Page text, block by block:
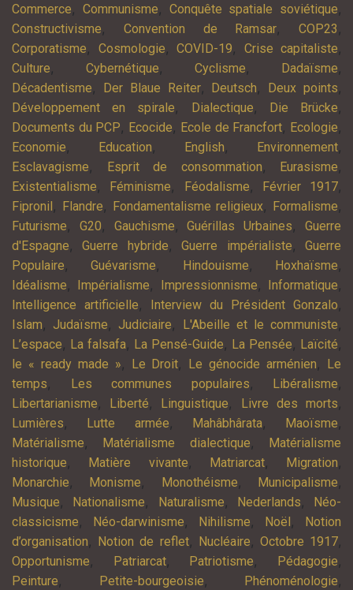
Commerce, Communisme, Conquête spatiale soviétique,
Constructivisme, Convention de Ramsar, COP23 ,
Corporatisme, Cosmologie, COVID-19, Crise capitaliste,
Culture, Cybernétique, Cyclisme, Dadaïsme,
Décadentisme, Der Blaue Reiter, Deutsch, Deux points,
Développement en spirale, Dialectique, Die Brücke,
Documents du PCP, Ecocide, Ecole de Francfort, Ecologie,
Economie, Education, English, Environnement,
Esclavagisme, Esprit de consommation, Eurasisme,
Existentialisme, Féminisme, Féodalisme, Février 1917,
Fipronil , Flandre, Fondamentalisme religieux, Formalisme,
Futurisme, G20, Gauchisme,Guérillas Urbaines,Guerre
d'Espagne,Guerre hybride,Guerre impérialiste,Guerre
Populaire,Guévarisme, Hindouisme, Hoxhaïsme,
Idéalisme, Impérialisme, Impressionnisme, Informatique,
Intelligence artificielle, Interview du Président Gonzalo,
Islam, Judaïsme, Judiciaire, L'Abeille et le communiste,
L’espace, La falsafa, La Pensé-Guide, La Pensée, Laïcité,
le « ready made », Le Droit, Le génocide arménien,
Le
temps, Les communes populaires, Libéralisme,
Libertarianisme, Liberté, Linguistique, Livre des morts,
Lumières, Lutte armée, Mahâbhârata, Maoïsme,
Matérialisme, Matérialisme dialectique,
Matérialisme
historique, Matière vivante, Matriarcat, Migration,
Monarchie, Monisme, Monothéisme, Municipalisme,
Musique, Nationalisme, Naturalisme, Nederlands,
Néo-
classicisme, Néo-darwinisme, Nihilisme, Noël ,
Notion
d’organisation, Notion de reflet, Nucléaire, Octobre 1917,
Opportunisme, Patriarcat, Patriotisme, Pédagogie,
Peinture, Petite-bourgeoisie, Phénoménologie,